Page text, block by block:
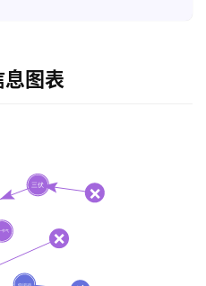
图表